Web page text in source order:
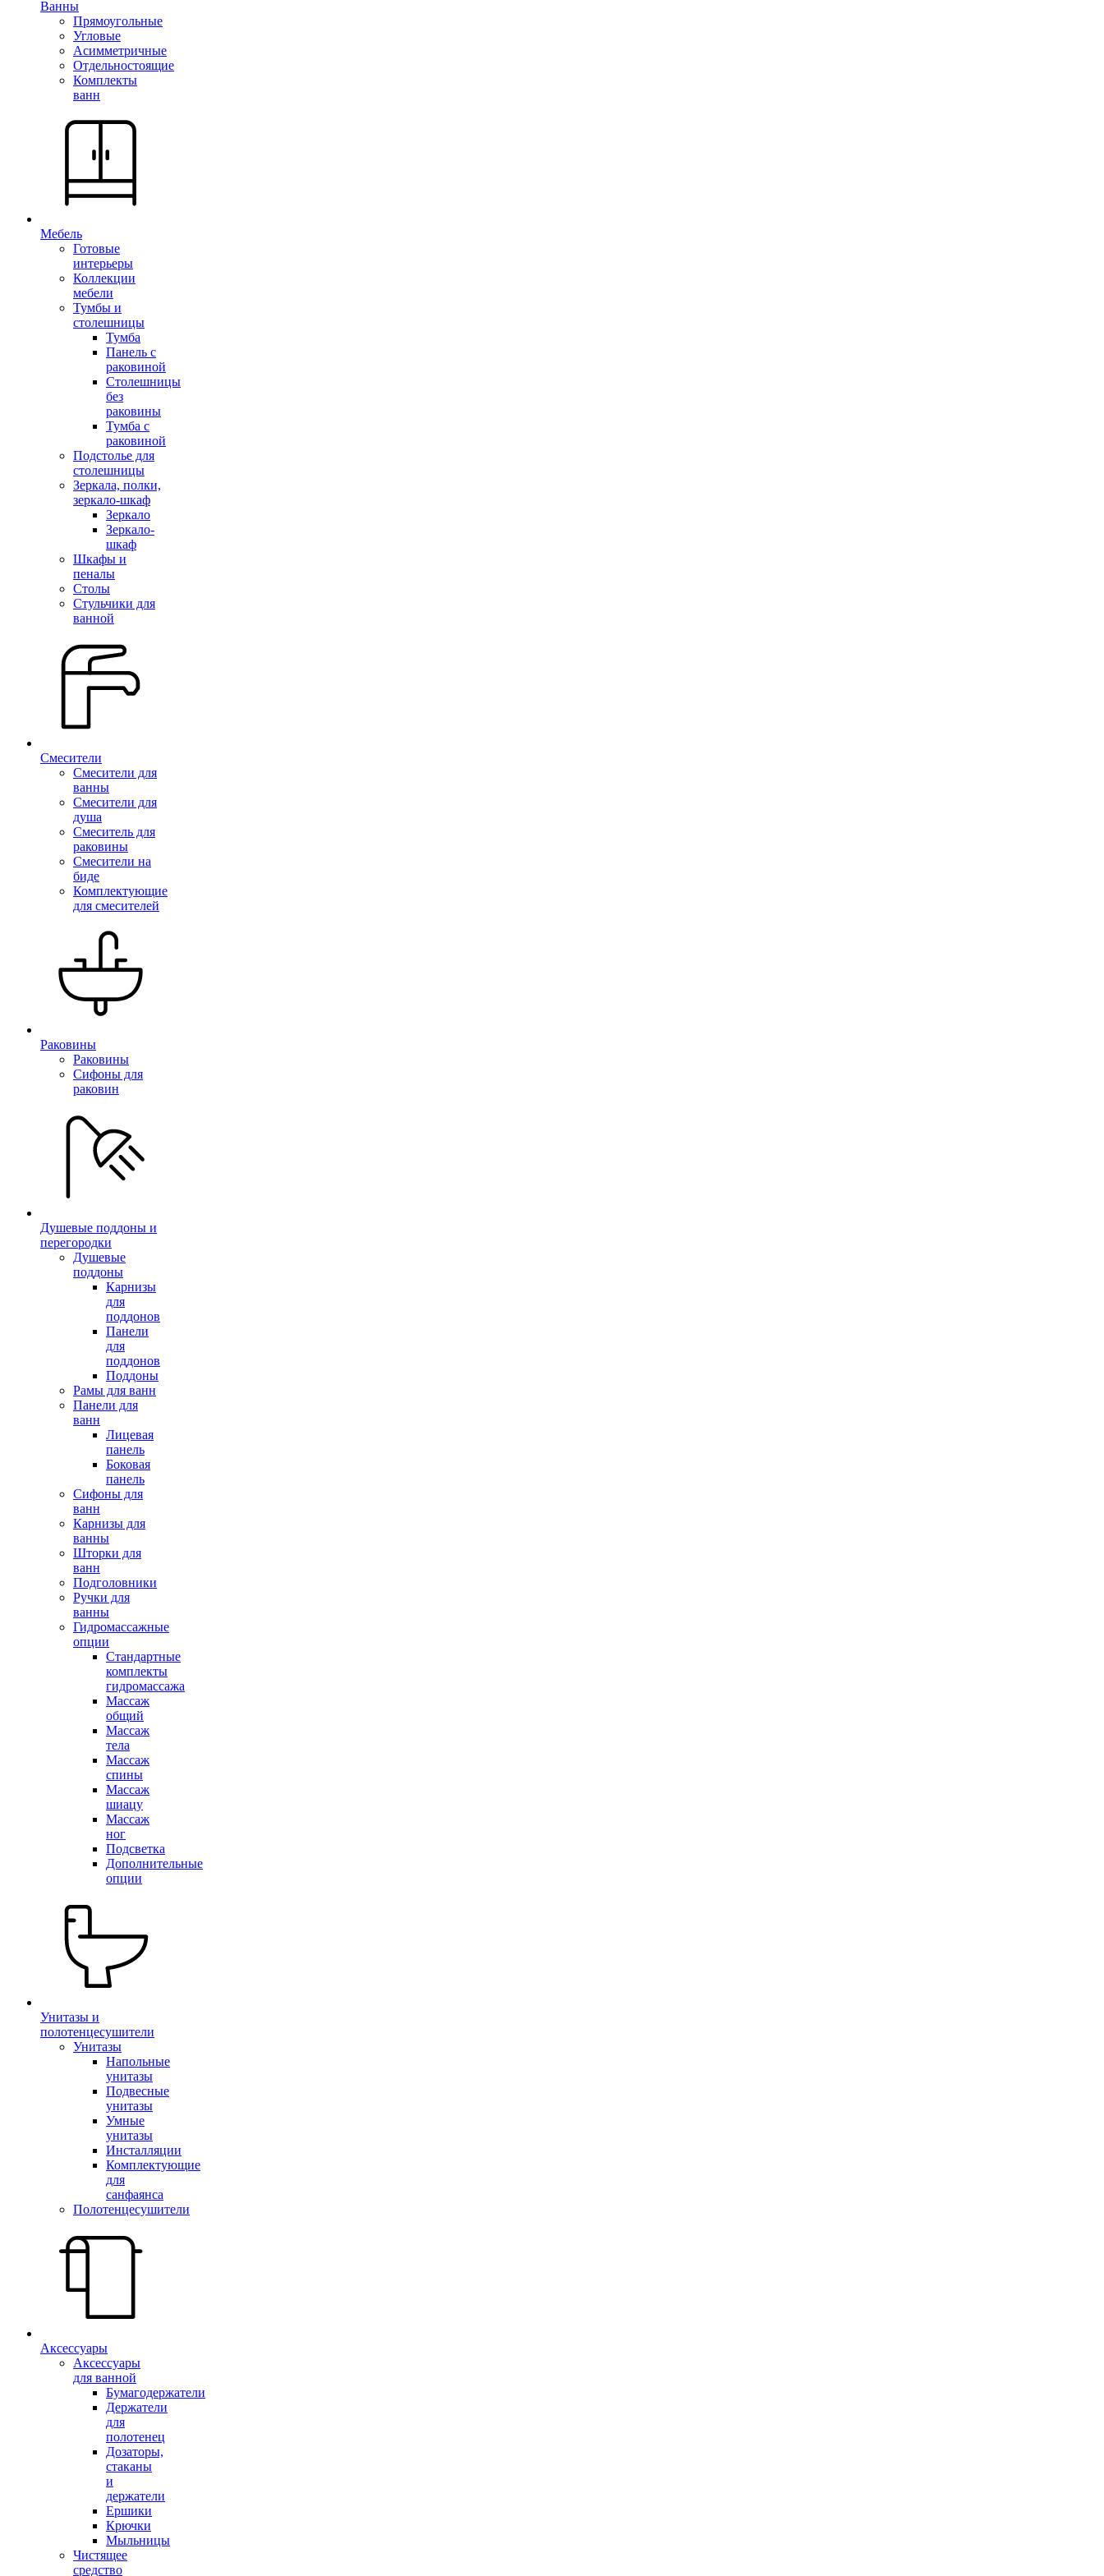
Ванны
Прямоугольные
Угловые
Асимметричные
Отдельностоящие
Комплекты
ванн
Мебель
Готовые
интерьеры
Коллекции
мебели
Тумбы и
столешницы
Тумба
Панель с
раковиной
Столешницы
без
раковины
Тумба с
раковиной
Подстолье для
столешницы
Зеркала, полки,
зеркало-шкаф
Зеркало
Зеркало-
шкаф
Шкафы и
пеналы
Столы
Стульчики для
ванной
Смесители
Смесители для
ванны
Смесители для
душа
Смеситель для
раковины
Смесители на
биде
Комплектующие
для смесителей
Раковины
Раковины
Сифоны для
раковин
Душевые поддоны и
перегородки
Душевые
поддоны
Карнизы
для
поддонов
Панели
для
поддонов
Поддоны
Рамы для ванн
Панели для
ванн
Лицевая
панель
Боковая
панель
Сифоны для
ванн
Карнизы для
ванны
Шторки для
ванн
Подголовники
Ручки для
ванны
Гидромассажные
опции
Стандартные
комплекты
гидромассажа
Массаж
общий
Массаж
тела
Массаж
спины
Массаж
шиацу
Массаж
ног
Подсветка
Дополнительные
опции
Унитазы и
полотенцесушители
Унитазы
Напольные
унитазы
Подвесные
унитазы
Умные
унитазы
Инсталляции
Комплектующие
для
санфаянса
Полотенцесушители
Аксессуары
Аксессуары
для ванной
Бумагодержатели
Держатели
для
полотенец
Дозаторы,
стаканы
и
держатели
Ершики
Крючки
Мыльницы
Чистящее
средство